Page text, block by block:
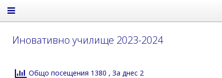
Иновативно училище 2023-2024
Общо посещения 1380 , За днес 2